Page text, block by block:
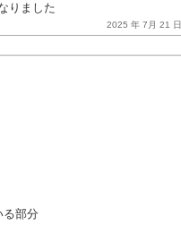
りました
2025 年 7月 21 日
る部分